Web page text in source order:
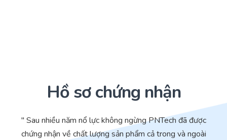
Hồ sơ chứng nhận
" Sau nhiều năm nổ lực không ngừng PNTech đã được
chứng nhận về chất lượng sản phẩm cả trong và ngoài